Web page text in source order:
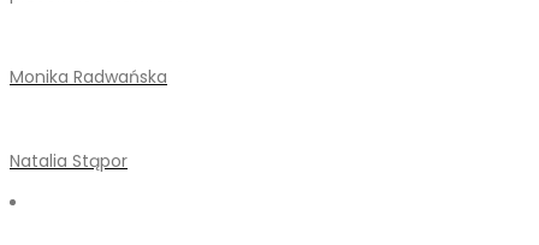
Monika Radwańska
Natalia Stąpor